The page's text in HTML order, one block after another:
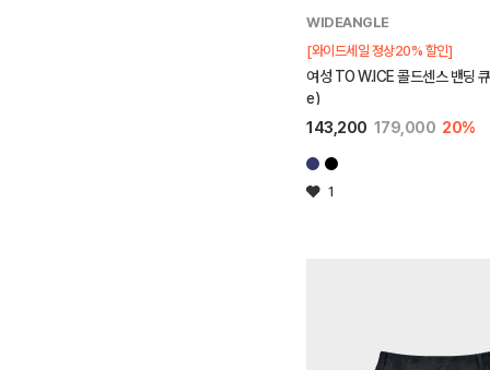
WIDEANGLE
[와이드세일 정상20% 할인]
여성 TO W.ICE 콜드센스 밴딩
e)
143,200 179,000 20%
1